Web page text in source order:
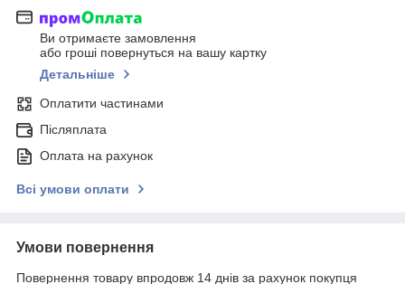
Ви отримаєте замовлення
або гроші повернуться на вашу картку
Детальніше
Оплатити частинами
Післяплата
Оплата на рахунок
Всі умови оплати
Умови повернення
Повернення товару впродовж 14 днів за рахунок покупця